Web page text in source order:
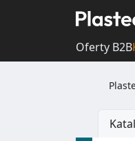
Oferty B2B